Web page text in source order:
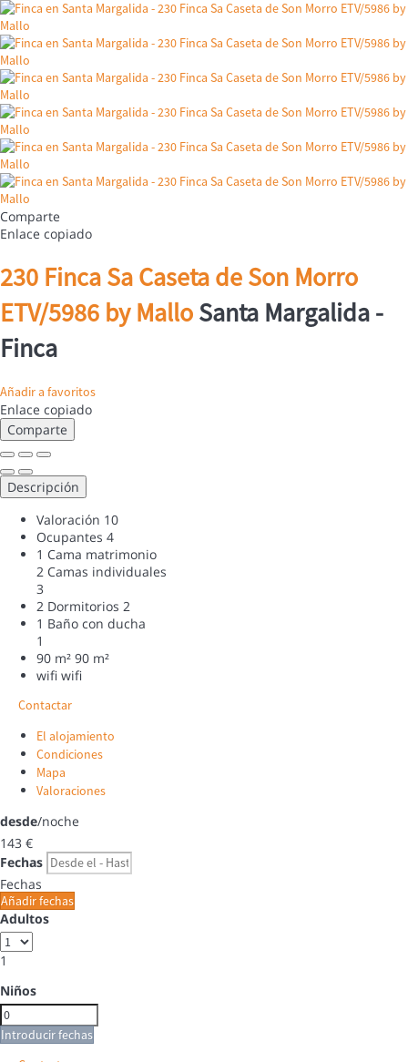
Comparte
Enlace copiado
230 Finca Sa Caseta de Son Morro
ETV/5986 by MalloSanta Margalida -
Finca
Añadir a favoritos
Enlace copiado
Comparte
Descripción
Valoración 10
Ocupantes 4
1 Cama matrimonio
2 Camas individuales
3
2 Dormitorios 2
1 Baño con ducha
1
90 m² 90 m²
wifi wifi
Contactar
El alojamiento
Condiciones
Mapa
Valoraciones
desde/noche
143 €
Fechas
Fechas
Añadir fechas
Adultos
1
Niños
Introducir fechas